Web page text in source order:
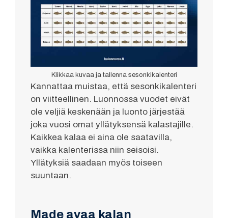
Klikkaa kuvaa ja tallenna sesonkikalenteri
Kannattaa muistaa, että sesonkikalenteri
on viitteellinen. Luonnossa vuodet eivät
ole veljiä keskenään ja luonto järjestää
joka vuosi omat yllätyksensä kalastajille.
Kaikkea kalaa ei aina ole saatavilla,
vaikka kalenterissa niin seisoisi.
Yllätyksiä saadaan myös toiseen
suuntaan.
Made avaa kalan